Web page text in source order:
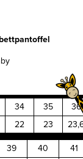
34 35
36
22 23
39 40
41